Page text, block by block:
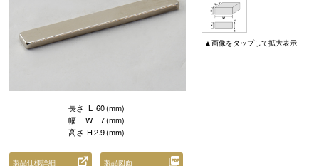
▲画像をタップして拡大表示
長さ L 60(mm)
幅
W 7(mm)
高さ H2.9(mm)
製品仕様詳細 製品図面